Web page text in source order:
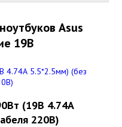
Asus
19В
(19В 4.74А
220В)